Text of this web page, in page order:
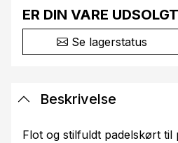
ER DIN VARE
Se lagerstatus
Beskrivelse
Flot og stilfuldt padelskørt til